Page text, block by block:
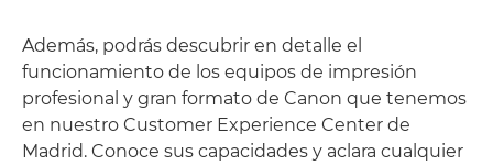
Además, podrás descubrir en detalle el
funcionamiento de los equipos de impresión
profesional y gran formato de Canon que tenemos
en nuestro Customer Experience Center de
Madrid. Conoce sus capacidades y aclara cualquier